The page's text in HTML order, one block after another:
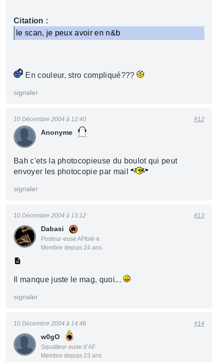
Citation :
le scan, je peux avoir en n&b
En couleur, stro compliqué???
signaler
Anonyme
10 Décembre 2004 à 12:40 #12
Bah c'ets la photocopieuse du boulot qui peut
envoyer les photocopie par mail
signaler
Dabasi
Posteur·euse AFfolé·e
Membre depuis 24 ans
10 Décembre 2004 à 13:12 #13
Il manque juste le mag, quoi...
signaler
w0gO
Squatteur·euse d’AF
Membre depuis 23 ans
10 Décembre 2004 à 14:48 #14